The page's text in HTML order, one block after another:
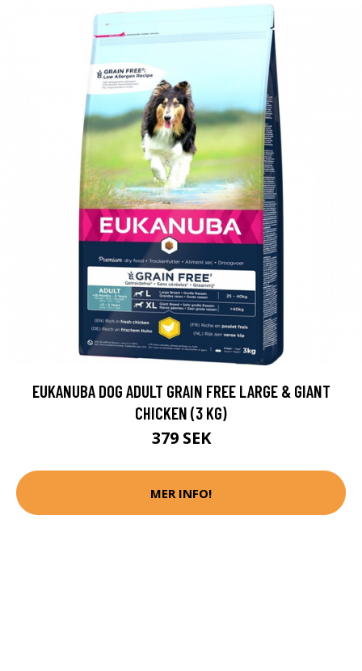
EUKANUBA DOG ADULT GRAIN FREE LARGE & GIANT
CHICKEN (3 KG)
379 SEK
MER INFO!